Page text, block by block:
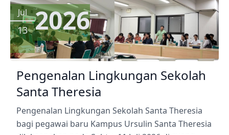
Jul
13 2026
Pengenalan Lingkungan Sekolah
Santa Theresia
Pengenalan Lingkungan Sekolah Santa Theresia
bagi pegawai baru Kampus Ursulin Santa Theresia